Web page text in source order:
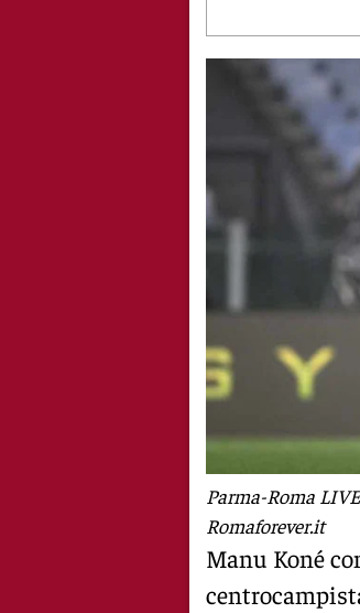
Parma-Roma
Romaforever.it
Manu Koné